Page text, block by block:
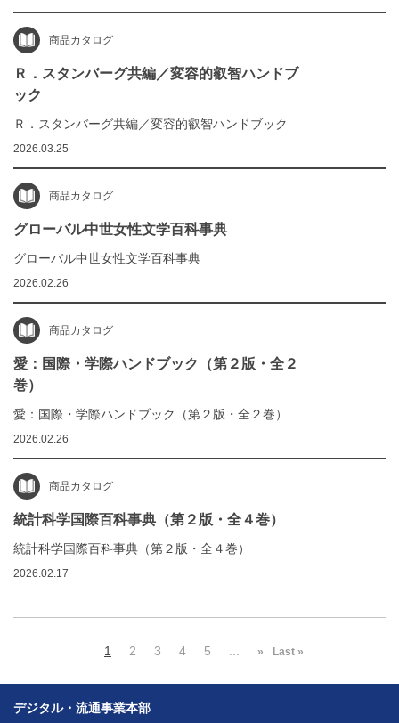
商品カタログ
Ｒ．スタンバーグ共編／変容的叡智ハンドブ
ック
Ｒ．スタンバーグ共編／変容的叡智ハンドブック
2026.03.25
商品カタログ
グローバル中世女性文学百科事典
グローバル中世女性文学百科事典
2026.02.26
商品カタログ
愛：国際・学際ハンドブック（第２版・全２
巻）
愛：国際・学際ハンドブック（第２版・全２巻）
2026.02.26
商品カタログ
統計科学国際百科事典（第２版・全４巻）
統計科学国際百科事典（第２版・全４巻）
2026.02.17
1 2 3 4 5 » Last »
デジタル・流通事業本部